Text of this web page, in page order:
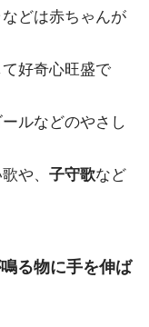
どは赤ちゃんが
好奇心旺盛で
ルなどのやさし
や、 子守歌など
る物に手を伸ば